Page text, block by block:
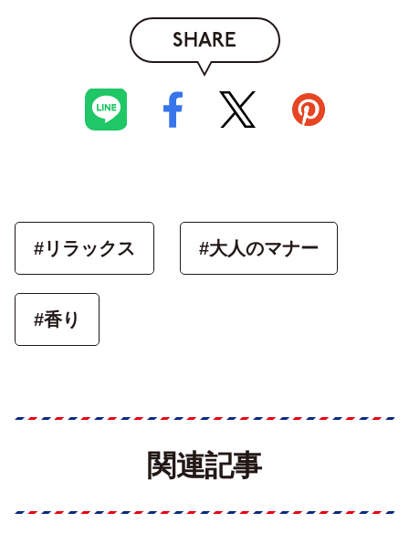
SHARE
#リラックス #大人のマナー
#香り
関連記事